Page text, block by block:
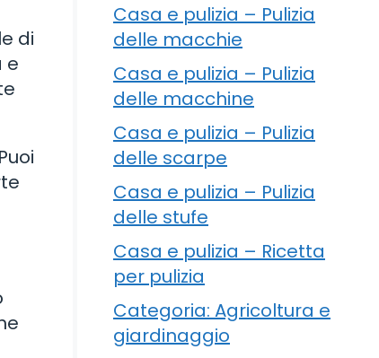
di
e
Casa e pulizia – Pulizia
delle macchie
Casa e pulizia – Pulizia
delle macchine
Casa e pulizia – Pulizia
delle scarpe
Casa e pulizia – Pulizia
delle stufe
Casa e pulizia – Ricetta
per pulizia
Categoria: Agricoltura e
giardinaggio